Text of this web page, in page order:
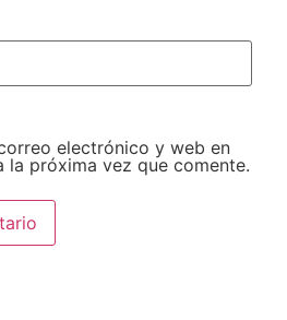
electrónico y web en
la próxima vez que comente.